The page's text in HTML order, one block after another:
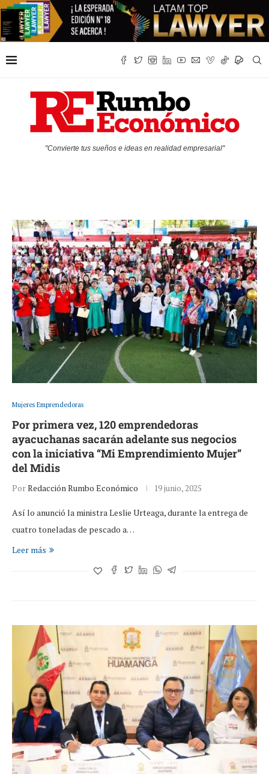
"Convierte tus sueños e ideas en realidad empresarial"
Mujeres Emprendedoras
Por primera vez, 120 emprendedoras
ayacuchanas sacarán adelante sus negocios
con la iniciativa “Mi Emprendimiento Mujer”
del Midis
PorRedacción Rumbo Económico 19 junio, 2025
Así lo anunció la ministra Leslie Urteaga, durante la entrega de
cuatro toneladas de pescado a…
Leer más